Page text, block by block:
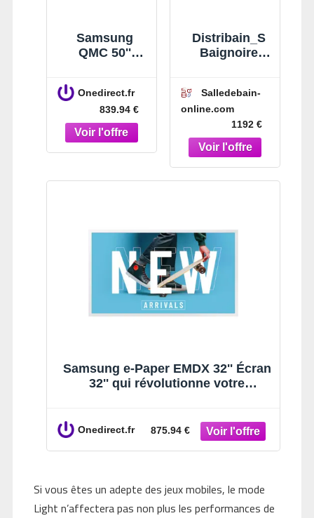
Samsung
QMC 50''
professionnel
4K avec
design ultra-
fin et bords
uniformes,
parfait pour
intérieur en
Onedirect.fr
839.94 €
Distribain_S
Baignoire
London S 22
jets Whirlpool
Salledebain-
online.com
1192 €
Samsung e-Paper EMDX 32'' Écran
32'' qui révolutionne votre
Onedirect.fr 875.94 €
Si vous êtes un adepte des jeux mobiles, le mode
Light n’affectera pas non plus les performances de